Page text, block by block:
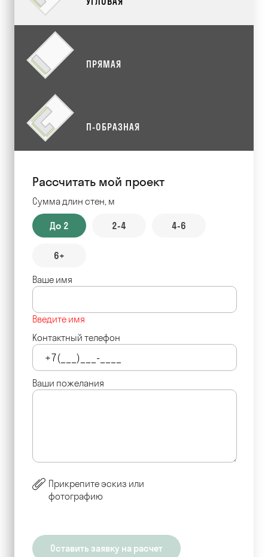
ПРЯМАЯ
П-ОБРАЗНАЯ
Рассчитать мой проект
Сумма длин стен, м
До 2 2-4 4-6
6+
Ваше имя
Введите имя
Контактный телефон
Ваши пожелания
Прикрепите эскиз или
фотографию